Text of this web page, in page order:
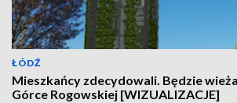
ŁÓDŹ
Mieszkańcy zdecydowali. Będzie
Górce Rogowskiej [WIZUALIZACJE]